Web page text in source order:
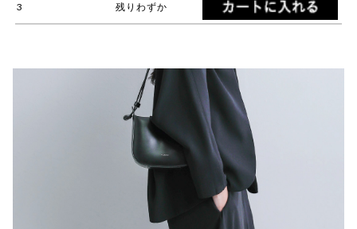
3 残りわずか